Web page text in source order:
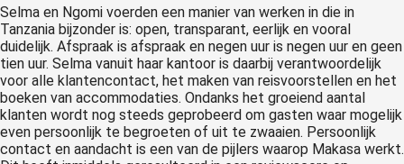
Selma en Ngomi voerden een manier van werken in die in
Tanzania bijzonder is: open, transparant, eerlijk en vooral
duidelijk. Afspraak is afspraak en negen uur is negen uur en geen
tien uur. Selma vanuit haar kantoor is daarbij verantwoordelijk
voor alle klantencontact, het maken van reisvoorstellen en het
boeken van accommodaties. Ondanks het groeiend aantal
klanten wordt nog steeds geprobeerd om gasten waar mogelijk
even persoonlijk te begroeten of uit te zwaaien. Persoonlijk
contact en aandacht is een van de pijlers waarop Makasa werkt.